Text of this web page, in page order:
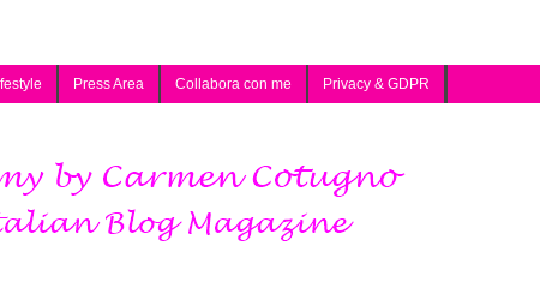
Press Area Collabora con me Privacy & GDPR